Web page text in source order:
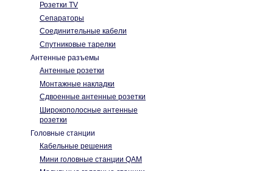
Розетки TV
Сепараторы
Соединительные кабели
Спутниковые тарелки
Антенные разъемы
Антенные розетки
Монтажные накладки
Сдвоенные антенные розетки
Широкополосные антенные
розетки
Головные станции
Кабельные решения
Мини головные станции QAM